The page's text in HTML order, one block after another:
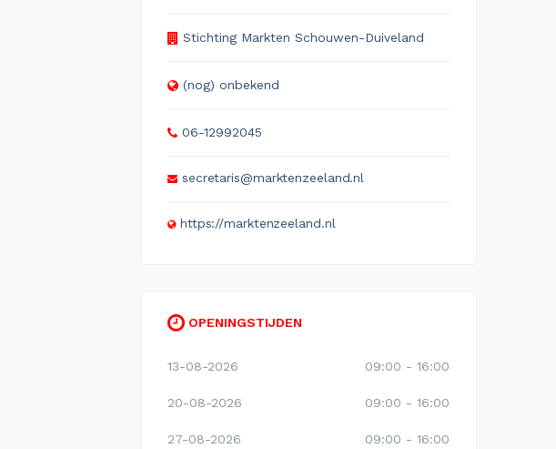
Stichting Markten Schouwen-Duiveland
(nog) onbekend
06-12992045
secretaris@marktenzeeland.nl
https://marktenzeeland.nl
OPENINGSTIJDEN
13-08-2026 09:00 - 16:00
20-08-2026 09:00 - 16:00
27-08-2026 09:00 - 16:00